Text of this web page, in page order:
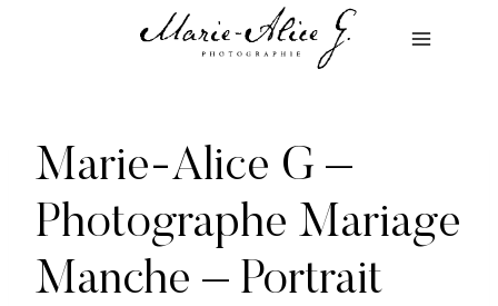
Marie-Alice G –
Photographe Mariage
Manche – Portrait